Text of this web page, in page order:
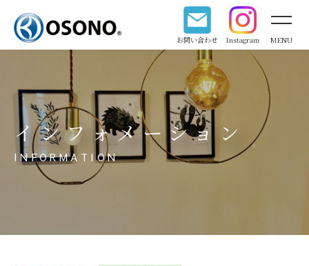
お問い合わせ Instagram MENU
インフォメーション
INFORMATION